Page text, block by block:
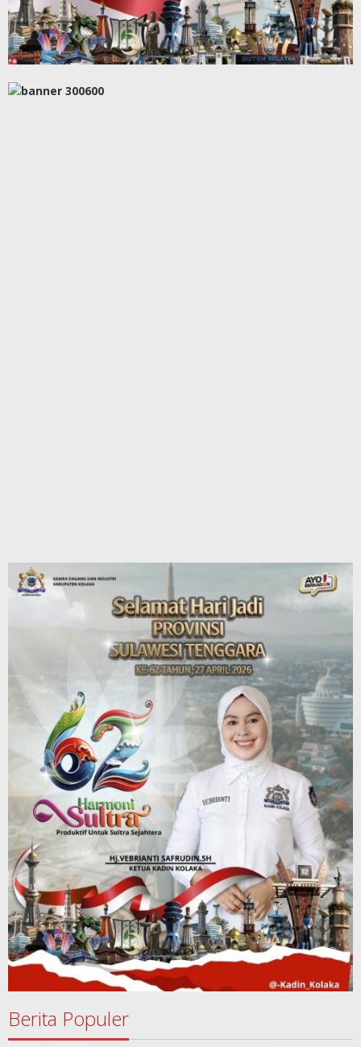
Berita Populer